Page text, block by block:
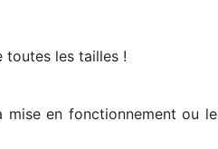
toutes les tailles !
mise en fonctionnement ou le